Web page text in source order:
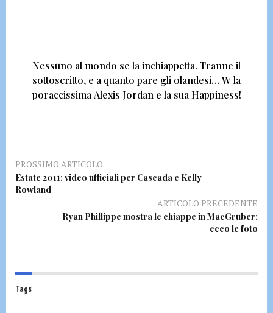
Nessuno al mondo se la inchiappetta. Tranne il
sottoscritto, e a quanto pare gli olandesi…W la
poraccissima Alexis Jordan e la sua Happiness!
PROSSIMO ARTICOLO
Estate 2011: video ufficiali per Cascada e Kelly
Rowland
ARTICOLO PRECEDENTE
Ryan Phillippe mostra le chiappe in MacGruber:
ecco le foto
Tags